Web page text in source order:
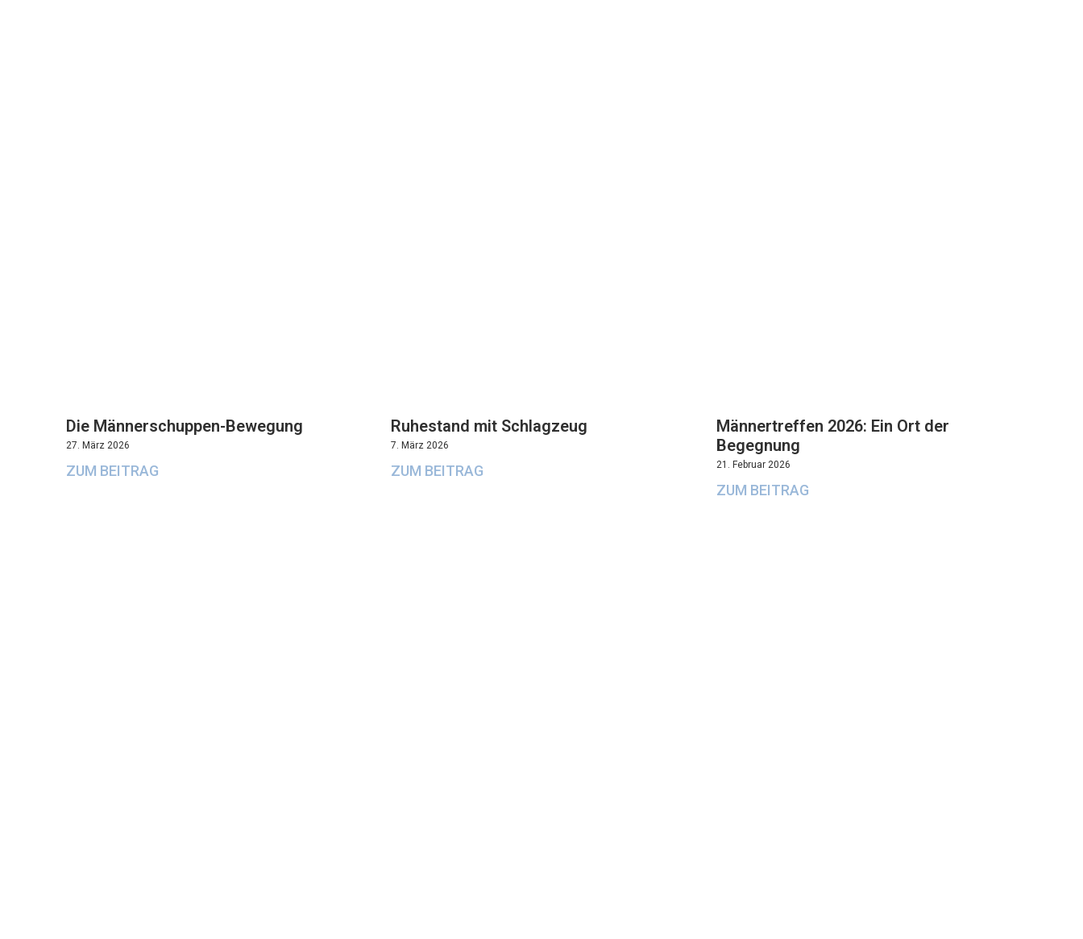
Die Männerschuppen-Bewegung
27. März 2026
ZUM BEITRAG
Ruhestand mit Schlagzeug
7. März 2026
ZUM BEITRAG
Männertreffen 2026: Ein Ort der
Begegnung
21. Februar 2026
ZUM BEITRAG